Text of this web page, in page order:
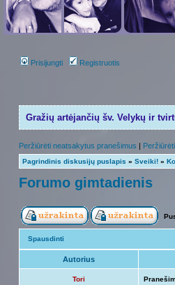
Prisijungti Registruotis
Gražių artėjančių šv. Velykų ir
Peržiūrėti neatsakytus pranešimus |
Pagrindinis diskusijų puslapis » Sveiki! »
Forumo gimtadienis
Spausdinti
Autorius
Tori